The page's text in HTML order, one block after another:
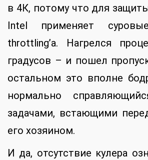
в 4К, потому что для
Intel применяет
throttling’а. Нагрелся
градусов – и пошел
остальном это вполне
нормально
задачами, встающими
его хозяином.
И да, отсутствие кулера